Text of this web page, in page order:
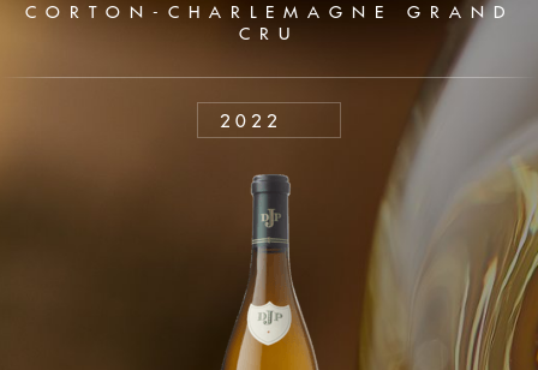
CORTON-CHARLEMAGNE GRAND
CRU
2022